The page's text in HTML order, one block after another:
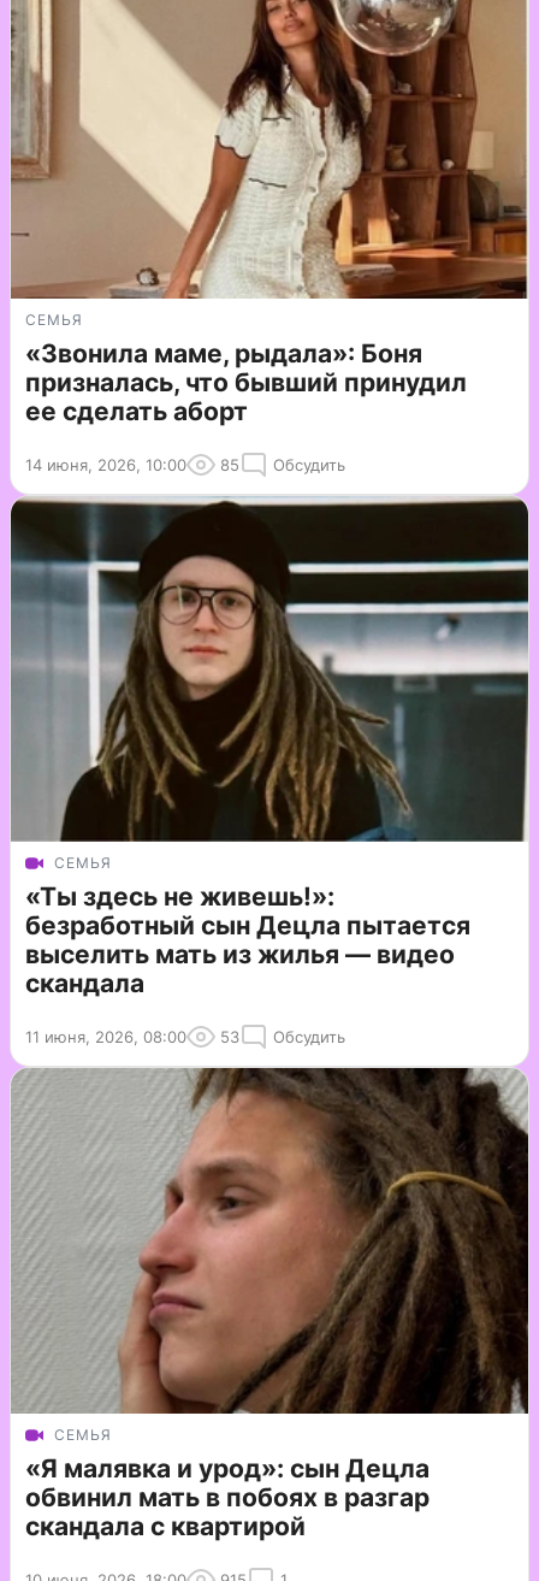
СЕМЬЯ
«Звонила маме, рыдала»: Боня
призналась, что бывший принудил
ее сделать аборт
14 июня, 2026, 10:00 85 Обсудить
СЕМЬЯ
«Ты здесь не живешь!»:
безработный сын Децла пытается
выселить мать из жилья — видео
скандала
11 июня, 2026, 08:00 53 Обсудить
СЕМЬЯ
«Я малявка и урод»: сын Децла
обвинил мать в побоях в разгар
скандала с квартирой